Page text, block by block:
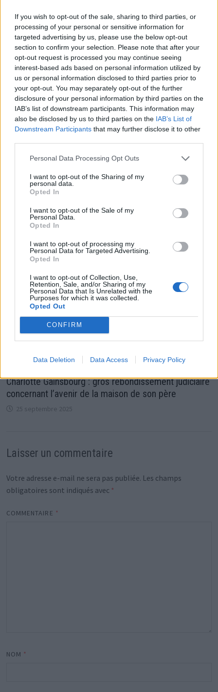
If you wish to opt-out of the sale, sharing to third parties, or
processing of your personal or sensitive information for
targeted advertising by us, please use the below opt-out
section to confirm your selection. Please note that after your
opt-out request is processed you may continue seeing
interest-based ads based on personal information utilized by
us or personal information disclosed to third parties prior to
your opt-out. You may separately opt-out of the further
disclosure of your personal information by third parties on the
IAB’s list of downstream participants. This information may
also be disclosed by us to third parties on the IAB’s List of
Downstream Participants that may further disclose it to other
Personal Data Processing Opt Outs
I want to opt-out of the Sharing of my
personal data.
Opted In
I want to opt-out of the Sale of my
Personal Data.
Opted In
I want to opt-out of processing my
Personal Data for Targeted Advertising.
Opted In
I want to opt-out of Collection, Use,
Retention, Sale, and/or Sharing of my
Personal Data that Is Unrelated with the
Purposes for which it was collected.
Opted Out
CONFIRM
Data Deletion Data Access Privacy Policy
Pourquoi Gims a refusé de Chanter aux JO de Paris ?
7 juin 2024
Nana Mouskouri : la légende qui inspire par sa force
et son courage
15 juillet 2026
Charlotte Gainsbourg : gros rebondissement judiciaire
concernant l’avenir de la maison de son père
25 septembre 2025
Laisser un commentaire
Votre adresse e-mail ne sera pas publiée. Les champs
obligatoires sont indiqués avec *
COMMENTAIRE *
NOM *